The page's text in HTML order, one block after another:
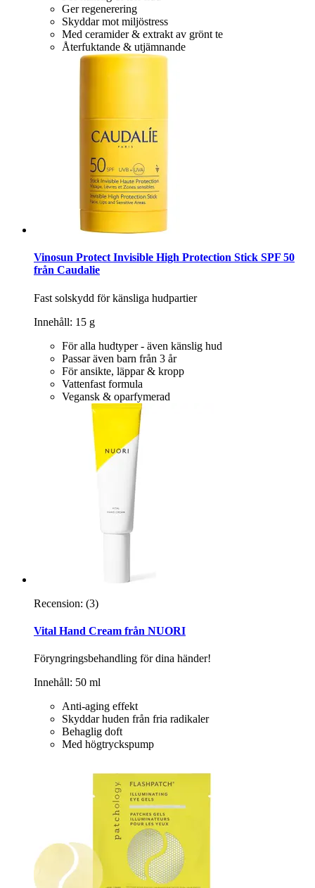
Ger regenerering
Skyddar mot miljöstress
Med ceramider & extrakt av grönt te
Återfuktande & utjämnande
Vinosun Protect Invisible High Protection Stick SPF 50
från Caudalie
Fast solskydd för känsliga hudpartier
Innehåll: 15 g
För alla hudtyper - även känslig hud
Passar även barn från 3 år
För ansikte, läppar & kropp
Vattenfast formula
Vegansk & oparfymerad
Recension: (3)
Vital Hand Cream från NUORI
Föryngringsbehandling för dina händer!
Innehåll: 50 ml
Anti-aging effekt
Skyddar huden från fria radikaler
Behaglig doft
Med högtryckspump